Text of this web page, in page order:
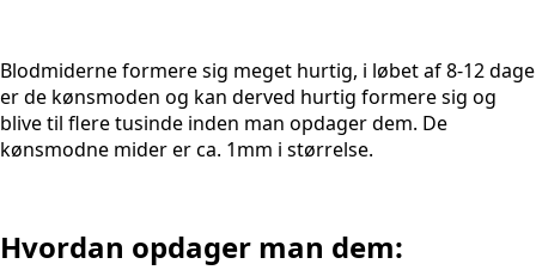
Blodmiderne formere sig meget hurtig, i løbet af 8-12 dage
er de kønsmoden og kan derved hurtig formere sig og
blive til flere tusinde inden man opdager dem. De
kønsmodne mider er ca. 1mm i størrelse.
Hvordan opdager man dem:​